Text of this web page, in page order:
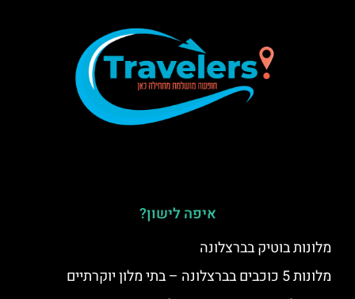
איפה לישון?
מלונות בוטיק בברצלונה
מלונות 5 כוכבים בברצלונה – בתי מלון יוקרתיים